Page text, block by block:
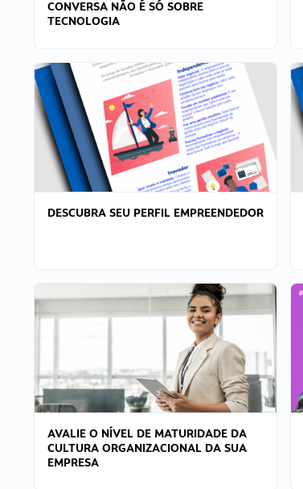
CONVERSA NÃO É SÓ SOBRE
TECNOLOGIA
DESCUBRA SEU PERFIL EMPREENDEDOR
AVALIE O NÍVEL DE MATURIDADE DA
CULTURA ORGANIZACIONAL DA SUA
EMPRESA